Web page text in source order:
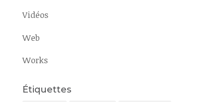
Vidéos
Web
Works
Étiquettes